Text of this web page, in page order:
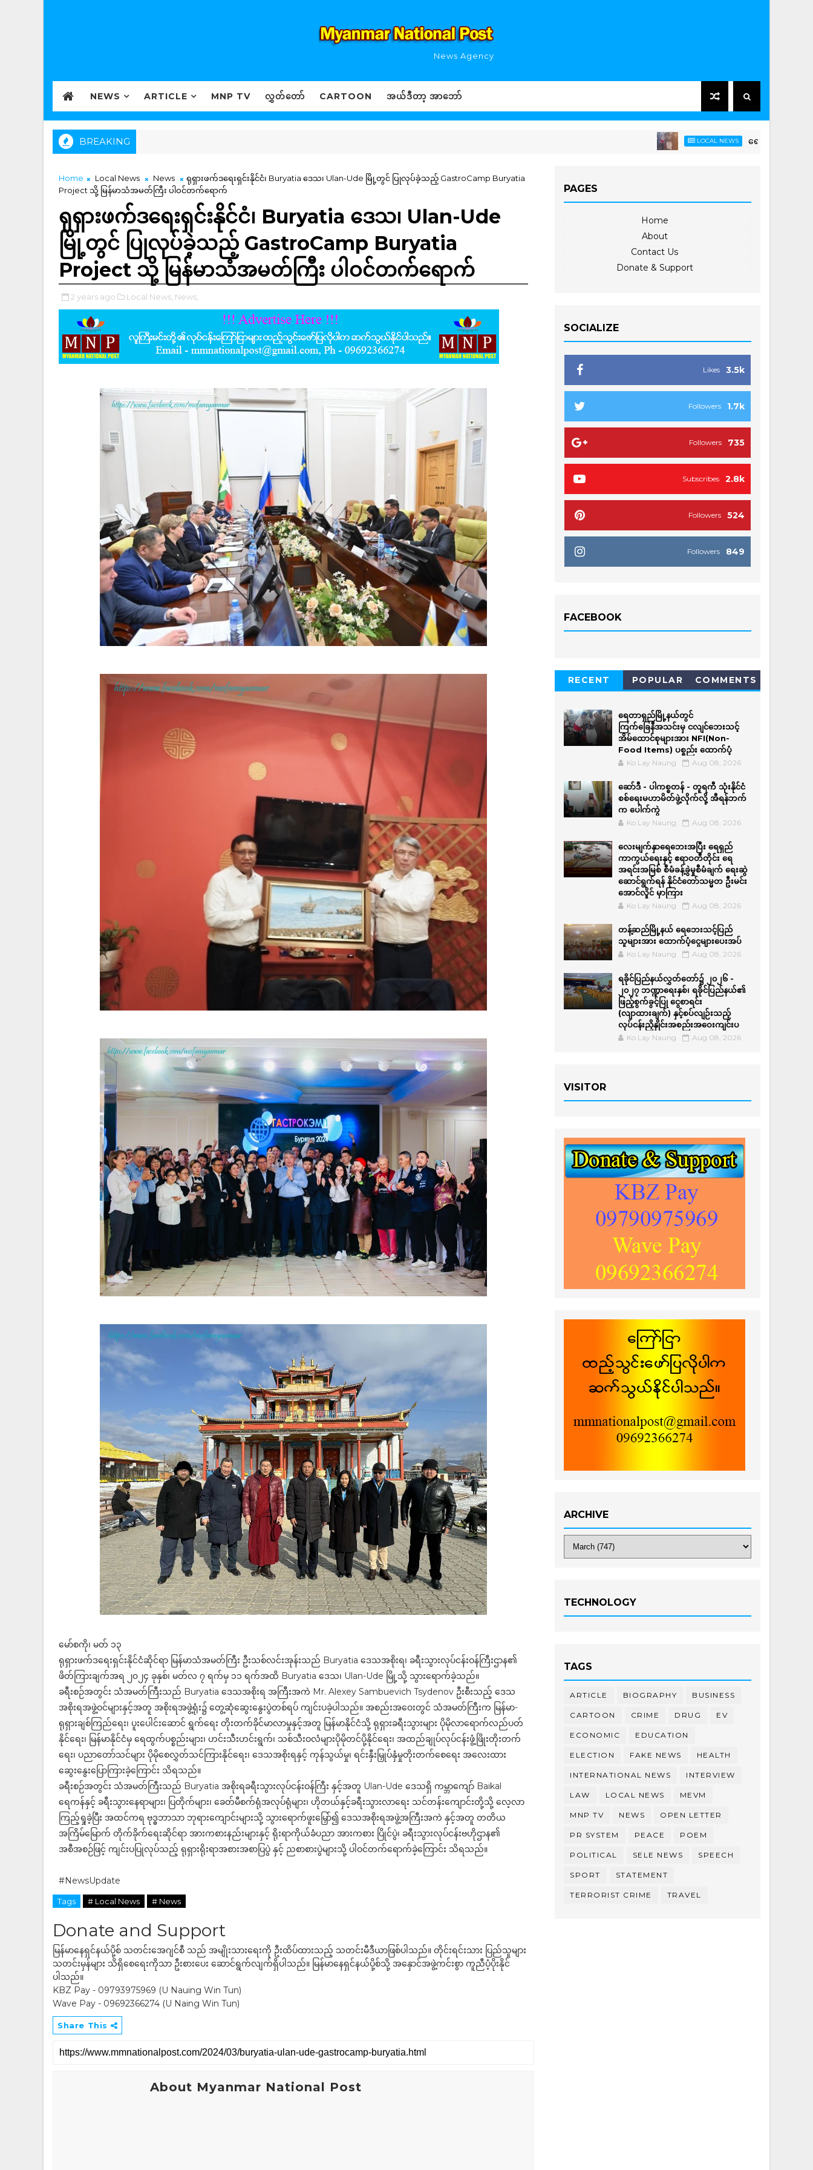
News Agency
NEWS ARTICLE MNP TV လွှတ်တော် CARTOON အယ်ဒီတာ့ အာဘော်
BREAKING LOCAL NEWS ရေတာရှည်မြို့နယ်တွင် ကြက်ခြ
Home Local News News
ရုရှားဖက်ဒရေးရှင်းနိုင်ငံ၊ Buryatia ဒေသ၊ Ulan-Ude မြို့တွင် ပြုလုပ်ခဲ့သည့် GastroCamp Buryatia
Project သို့ မြန်မာသံအမတ်ကြီး ပါဝင်တက်ရောက်
ရုရှားဖက်ဒရေးရှင်းနိုင်ငံ၊ Buryatia ဒေသ၊ Ulan-Ude
မြို့တွင် ပြုလုပ်ခဲ့သည့် GastroCamp Buryatia
Project သို့ မြန်မာသံအမတ်ကြီး ပါဝင်တက်ရောက်
2 years ago Local News, News,
မော်စကို၊ မတ် ၁၃
ရုရှားဖက်ဒရေးရှင်းနိုင်ငံဆိုင်ရာ မြန်မာသံအမတ်ကြီး ဦးသစ်လင်းအုန်းသည် Buryatia ဒေသအစိုးရ၊ ခရီးသွားလုပ်ငန်းဝန်ကြီးဌာန၏
ဖိတ်ကြားချက်အရ ၂၀၂၄ ခုနှစ်၊ မတ်လ ၇ ရက်မှ ၁၁ ရက်အထိ Buryatia ဒေသ၊ Ulan-Ude မြို့သို့ သွားရောက်ခဲ့သည်။
ခရီးစဉ်အတွင်း သံအမတ်ကြီးသည် Buryatia ဒေသအစိုးရ အကြီးအကဲ Mr. Alexey Sambuevich Tsydenov ဦးစီးသည့် ဒေသ
အစိုးရအဖွဲ့ဝင်များနှင့်အတူ အစိုးရအဖွဲ့ရုံး၌ တွေ့ဆုံဆွေးနွေးပွဲတစ်ရပ် ကျင်းပခဲ့ပါသည်။ အစည်းအဝေးတွင် သံအမတ်ကြီးက မြန်မာ-
ရုရှားချစ်ကြည်ရေး၊ ပူးပေါင်းဆောင် ရွက်ရေး တိုးတက်ခိုင်မာလာမှုနှင့်အတူ မြန်မာနိုင်ငံသို့ ရုရှားခရီးသွားများ ပိုမိုလာရောက်လည်ပတ်
နိုင်ရေး၊ မြန်မာနိုင်ငံမှ ရေထွက်ပစ္စည်းများ၊ ဟင်းသီးဟင်းရွက်၊ သစ်သီးဝလံများပိုမိုတင်ပို့နိုင်ရေး၊ အထည်ချုပ်လုပ်ငန်းဖွံ့ဖြိုးတိုးတက်
ရေး၊ ပညာတော်သင်များ ပိုမိုစေလွှတ်သင်ကြားနိုင်ရေး၊ ဒေသအစိုးရနှင့် ကုန်သွယ်မှု၊ ရင်းနှီးမြှုပ်နှံမှုတိုးတက်စေရေး အလေးထား
ဆွေးနွေးပြောကြားခဲ့ကြောင်း သိရသည်။
ခရီးစဉ်အတွင်း သံအမတ်ကြီးသည် Buryatia အစိုးရခရီးသွားလုပ်ငန်းဝန်ကြီး နှင့်အတူ Ulan-Ude ဒေသရှိ ကမ္ဘာကျော် Baikal
ရေကန်နှင့် ခရီးသွားနေရာများ၊ ပြတိုက်များ၊ ခေတ်မီစက်ရုံအလုပ်ရုံများ၊ ဟိုတယ်နှင့်ခရီးသွားလာရေး သင်တန်းကျောင်းတို့သို့ လေ့လာ
ကြည့်ရှုခဲ့ပြီး အထင်ကရ ဗုဒ္ဓဘာသာ ဘုရားကျောင်းများသို့ သွားရောက်ဖူးမြှော်၍ ဒေသအစိုးရအဖွဲ့အကြီးအကဲ နှင့်အတူ တတိယ
အကြိမ်မြောက် တိုက်ခိုက်ရေးဆိုင်ရာ အားကစားနည်းများနှင့် ရိုးရာကိုယ်ခံပညာ အားကစား ပြိုင်ပွဲ၊ ခရီးသွားလုပ်ငန်းဗဟိုဌာန၏
အစီအစဉ်ဖြင့် ကျင်းပပြုလုပ်သည့် ရုရှားရိုးရာအစားအစာပြပွဲ နှင့် ညစာစားပွဲများသို့ ပါဝင်တက်ရောက်ခဲ့ကြောင်း သိရသည်။
#NewsUpdate
Tags # Local News # News
Donate and Support
မြန်မာနေရှင်နယ်ပို့စ် သတင်းအေဂျင်စီ သည် အမျိုးသားရေးကို ဦးထိပ်ထားသည့် သတင်းမီဒီယာဖြစ်ပါသည်။ တိုင်းရင်းသား ပြည်သူများ
သတင်းမှန်များ သိရှိစေရေးကိုသာ ဦးစားပေး ဆောင်ရွက်လျက်ရှိပါသည်။ မြန်မာနေရှင်နယ်ပို့စ်သို့ အနှောင်အဖွဲ့ကင်းစွာ ကူညီပံ့ပိုးနိုင်
ပါသည်။
KBZ Pay - 09793975969 (U Nauing Win Tun)
Wave Pay - 09692366274 (U Naing Win Tun)
Share This
About Myanmar National Post
PAGES
Home
About
Contact Us
Donate & Support
SOCIALIZE
3.5k
Likes
1.7k
Followers
735
Followers
2.8k
Subscribes
524
Followers
849
Followers
FACEBOOK
RECENT POPULAR COMMENTS
ရေတာရှည်မြို့နယ်တွင်
ကြက်ခြေနီအသင်းမှ ငလျင်ဘေးသင့်
အိမ်‌ထောင်စုများအား NFI(Non-
Food Items) ပစ္စည်း ထောက်ပံ့
Ko Lay Naung Aug 08, 2026
ဆော်ဒီ - ပါကစ္စတန် - တူရကီ သုံးနိုင်ငံ
စစ်ရေးမဟာမိတ်ဖွဲ့လိုက်လို့ အီရန်ဘက်
က ပေါက်ကွဲ
Ko Lay Naung Aug 08, 2026
လေးမျက်နှာရေဘေးအပြီး ရေရှည်
ကာကွယ်ရေးနှင့် ဧရာဝတီတိုင်း ရေ
အရင်းအမြစ် စီမံခန့်ခွဲမှုစီမံချက် ရေးဆွဲ
ဆောင်ရွက်ရန် နိုင်ငံတော်သမ္မတ ဦးမင်း
အောင်လှိုင် မှာကြား
Ko Lay Naung Aug 08, 2026
တန့်ဆည်မြို့နယ် ရေဘေးသင့်ပြည်
သူများအား ထောက်ပံ့ငွေများပေးအပ်
Ko Lay Naung Aug 08, 2026
ရခိုင်ပြည်နယ်လွှတ်တော်၌ ၂၀၂၆ -
၂၀၂၇ ဘဏ္ဍာရေးနှစ်၊ ရခိုင်ပြည်နယ်၏
ဖြည့်စွက်ခွင့်ပြု ငွေစာရင်း
(လျာထားချက်) နှင့်စပ်လျဉ်းသည့်
လုပ်ငန်းညှိနှိုင်းအစည်းအဝေးကျင်းပ
Ko Lay Naung Aug 08, 2026
VISITOR
ARCHIVE
TECHNOLOGY
TAGS
ARTICLE BIOGRAPHY BUSINESS
CARTOON CRIME DRUG EV
ECONOMIC EDUCATION
ELECTION FAKE NEWS HEALTH
INTERNATIONAL NEWS INTERVIEW
LAW LOCAL NEWS MEVM
MNP TV NEWS OPEN LETTER
PR SYSTEM PEACE POEM
POLITICAL SELE NEWS SPEECH
SPORT STATEMENT
TERRORIST CRIME TRAVEL